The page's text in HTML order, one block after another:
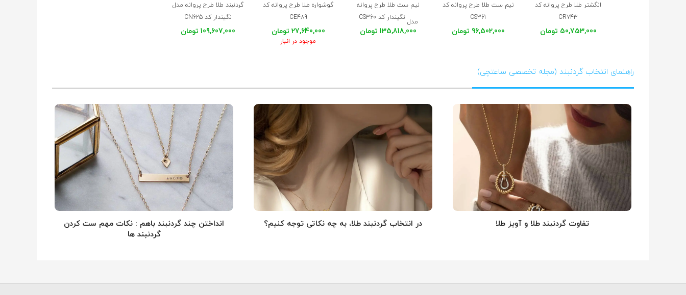
انگشتر طلا طرح پروانه کد
CR743
50,753,000 تومان
نیم ست طلا طرح پروانه کد
CS361
96,502,000 تومان
نیم ست طلا طرح پروانه
مدل
نگیندار کد CS360
135,818,000 تومان
گوشواره طلا طرح پروانه کد
CE489
27,640,000 تومان
موجود در انبار
گردنبند طلا طرح پروانه مدل
نگیندار کد CN625
109,607,000 تومان
راهنمای انتخاب گردنبند (مجله تخصصی ساعتچی)
تفاوت گردنبند طلا و آویز طلا در انتخاب گردنبند طلا‌، به چه نکاتی توجه کنیم؟
انداختن چند گردنبند باهم : نکات مهم ست کردن
گردنبند ها